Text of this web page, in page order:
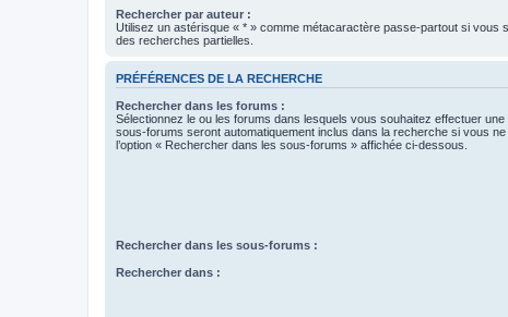
Rechercher par auteur :
Utilisez un astérisque « * » comme métacaractère passe-partout si vous
des recherches partielles.
PRÉFÉRENCES DE LA RECHERCHE
Rechercher dans les forums :
Sélectionnez le ou les forums dans lesquels vous souhaitez effectuer
sous-forums seront automatiquement inclus dans la recherche si vous
l’option « Rechercher dans les sous-forums » affichée ci-dessous.
Rechercher dans les sous-forums :
Rechercher dans :